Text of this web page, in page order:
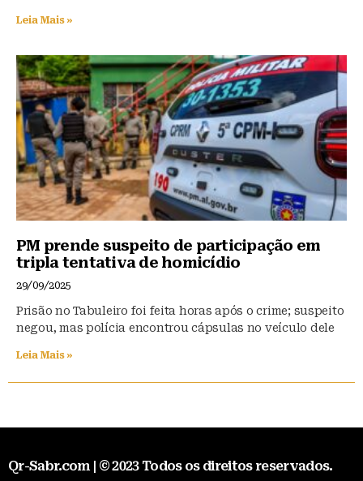
Leia Mais »
PM prende suspeito de participação em
tripla tentativa de homicídio
29/09/2025
Prisão no Tabuleiro foi feita horas após o crime; suspeito
negou, mas polícia encontrou cápsulas no veículo dele
Leia Mais »
Qr-Sabr.com | © 2023 Todos os direitos reservados.